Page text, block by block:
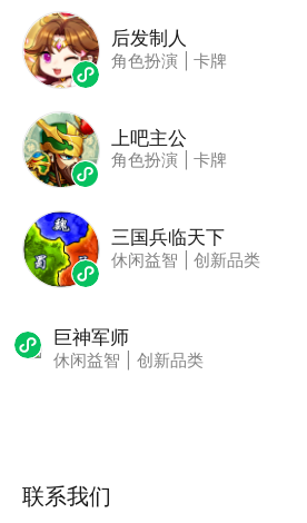
后发制人
角色扮演 卡牌
上吧主公
角色扮演 卡牌
三国兵临天下
休闲益智 创新品类
巨神军师
休闲益智 创新品类
联系我们